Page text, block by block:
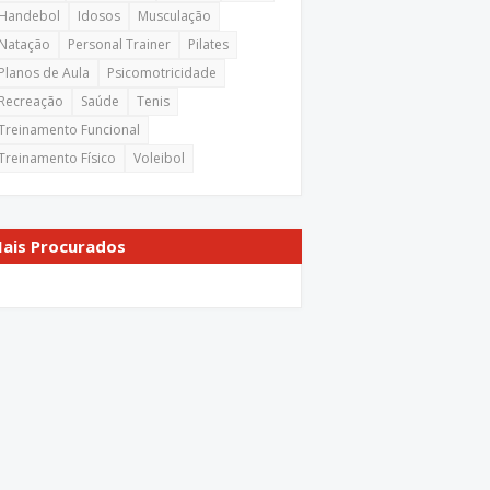
Idosos
Musculação
Personal Trainer
Pilates
de Aula
Psicomotricidade
Saúde
Tenis
Funcional
Físico
Voleibol
Procurados